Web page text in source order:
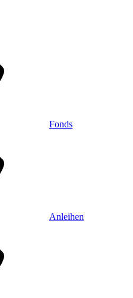
Fonds
Anleihen